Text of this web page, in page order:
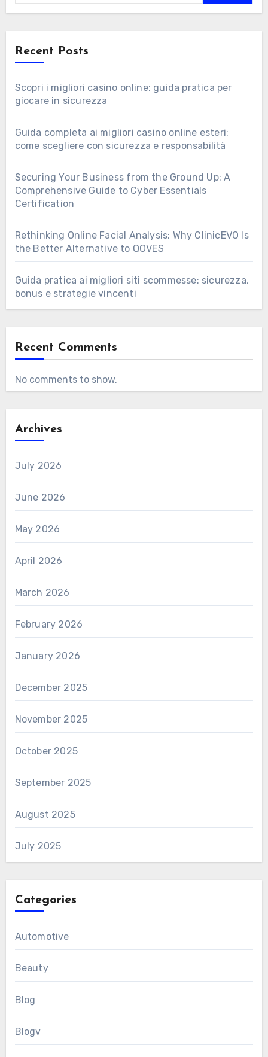
Recent Posts
Scopri i migliori casino online: guida pratica per
giocare in sicurezza
Guida completa ai migliori casino online esteri:
come scegliere con sicurezza e responsabilità
Securing Your Business from the Ground Up: A
Comprehensive Guide to Cyber Essentials
Certification
Rethinking Online Facial Analysis: Why ClinicEVO Is
the Better Alternative to QOVES
Guida pratica ai migliori siti scommesse: sicurezza,
bonus e strategie vincenti
Recent Comments
No comments to show.
Archives
July 2026
June 2026
May 2026
April 2026
March 2026
February 2026
January 2026
December 2025
November 2025
October 2025
September 2025
August 2025
July 2025
Categories
Automotive
Beauty
Blog
Blogv